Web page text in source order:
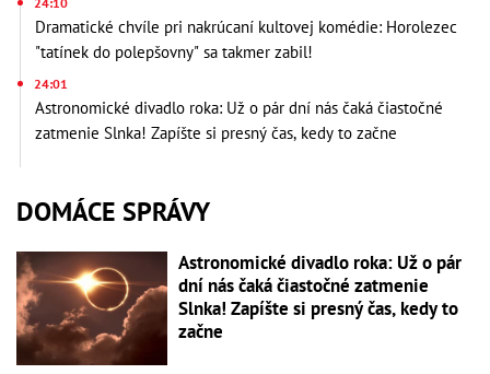
Dramatické chvíle pri nakrúcaní kultovej komédie: Horolezec
"tatínek do polepšovny" sa takmer zabil!
24:01
Astronomické divadlo roka: Už o pár dní nás čaká čiastočné
zatmenie Slnka! Zapíšte si presný čas, kedy to začne
DOMÁCE SPRÁVY
Astronomické divadlo roka: Už o pár
dní nás čaká čiastočné zatmenie
Slnka! Zapíšte si presný čas, kedy to
začne